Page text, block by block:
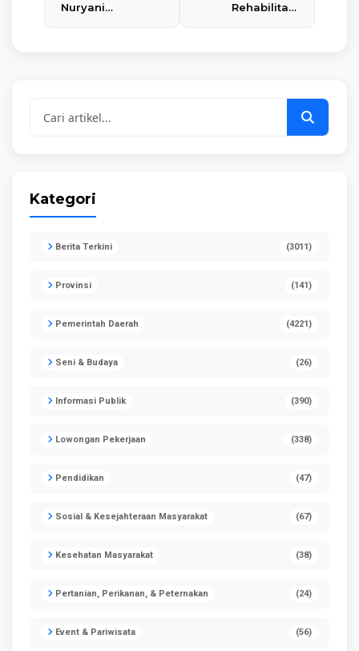
Nuryani
Rehabilitasi
Kategori
Berita Terkini (3011)
Provinsi (141)
Pemerintah Daerah (4221)
Seni & Budaya (26)
Informasi Publik (390)
Lowongan Pekerjaan (338)
Pendidikan (47)
Sosial & Kesejahteraan Masyarakat (67)
Kesehatan Masyarakat (38)
Pertanian, Perikanan, & Peternakan (24)
Event & Pariwisata (56)